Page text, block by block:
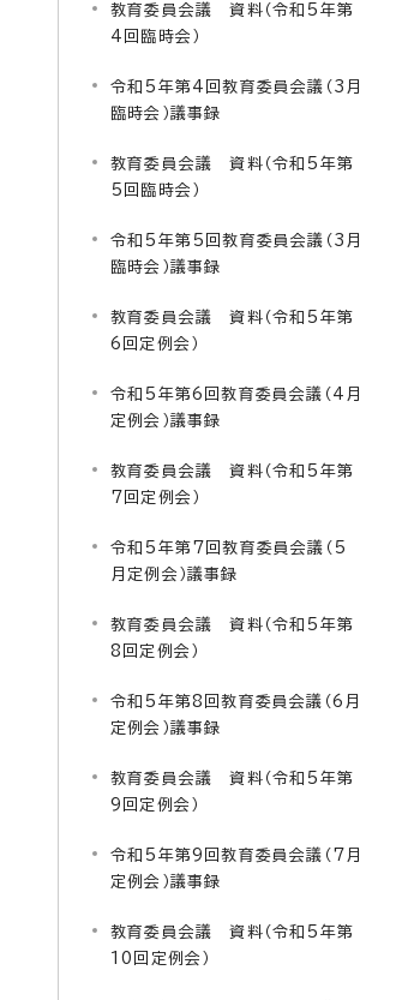
教育委員会議 資料（令和5年第
4回臨時会）
令和5年第4回教育委員会議（3月
臨時会）議事録
教育委員会議 資料（令和5年第
5回臨時会）
令和5年第5回教育委員会議（3月
臨時会）議事録
教育委員会議 資料（令和5年第
6回定例会）
令和5年第6回教育委員会議（4月
定例会）議事録
教育委員会議 資料（令和5年第
7回定例会）
令和5年第7回教育委員会議（5
月定例会）議事録
教育委員会議 資料（令和5年第
8回定例会）
令和5年第8回教育委員会議（6月
定例会）議事録
教育委員会議 資料（令和5年第
9回定例会）
令和5年第9回教育委員会議（7月
定例会）議事録
教育委員会議 資料（令和5年第
10回定例会）